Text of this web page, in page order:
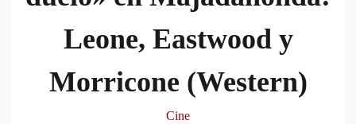
Leone, Eastwood y
Morricone (Western)
Cine